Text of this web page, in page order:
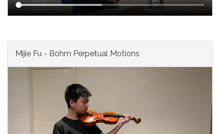
Mijie Fu - Bohm Perpetual Motions